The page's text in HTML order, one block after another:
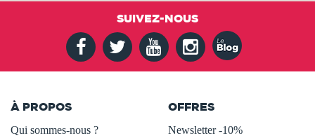
SUIVEZ-NOUS
À PROPOS
Qui sommes-nous ?
OFFRES
Newsletter -10%